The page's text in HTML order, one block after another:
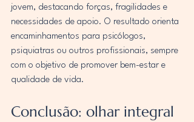
jovem, destacando forças, fragilidades e
necessidades de apoio. O resultado orienta
encaminhamentos para psicólogos,
psiquiatras ou outros profissionais, sempre
com o objetivo de promover bem-estar e
qualidade de vida.
Conclusão: olhar integral